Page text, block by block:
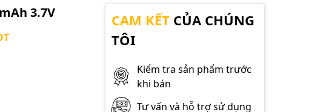
3.7V CAM KẾTCỦA CHÚNG
TÔI
Kiểm tra sản phẩm trước
khi bán
Tư vấn và hỗ trợ sử dụng